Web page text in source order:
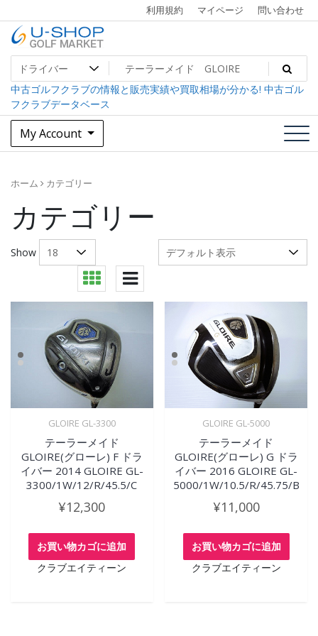
to
content
利用規約 マイページ 問い合わせ
U-SHOP Golf Market dev
中古ゴルフクラブ最大級！U-SHOPゴルフマーケット
中古ゴルフクラブの情報と販売実績や買取相場が分かる! 中古ゴル
フクラブデータベース
My Account
ホーム カテゴリー
カテゴリー
Show
GLOIRE GL-3300
テーラーメイド
GLOIRE(グローレ) F ドラ
イバー 2014 GLOIRE GL-
3300/1W/12/R/45.5/C
¥12,300
お買い物カゴに追加
クラブエイティーン
GLOIRE GL-5000
テーラーメイド
GLOIRE(グローレ) G ドラ
イバー 2016 GLOIRE GL-
5000/1W/10.5/R/45.75/B
¥11,000
お買い物カゴに追加
クラブエイティーン